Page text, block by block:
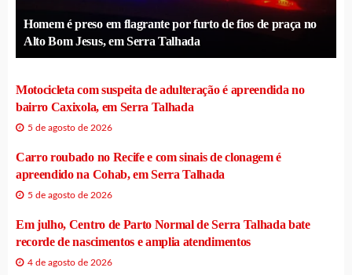
Homem é preso em flagrante por furto de fios de praça no
Alto Bom Jesus, em Serra Talhada
Motocicleta com suspeita de adulteração é apreendida no
bairro Caxixola, em Serra Talhada
5 de agosto de 2026
Carro roubado no Recife e com sinais de clonagem é
apreendido na Cohab, em Serra Talhada
5 de agosto de 2026
Em julho, Centro de Parto Normal de Serra Talhada bate
recorde de nascimentos e amplia atendimentos
4 de agosto de 2026